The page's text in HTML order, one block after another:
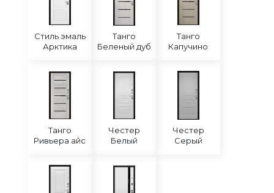
Стиль эмаль
Арктика
Танго
Беленый дуб
Танго
Капучино
Танго
Ривьера айс
Честер
Белый
Честер
Серый